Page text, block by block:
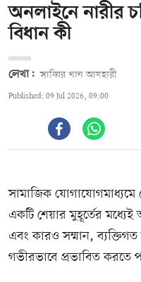
অনলাইনে নারীর
বিধান কী
লেখা: সাব্বির খান আযহারী
Published: 09 Jul 2026, 09:00
সামাজিক যোগাযোগমাধ্যমে
একটি শেয়ার মুহূর্তের
এবং কারও সম্মান,
গভীরভাবে প্রভাবিত করতে